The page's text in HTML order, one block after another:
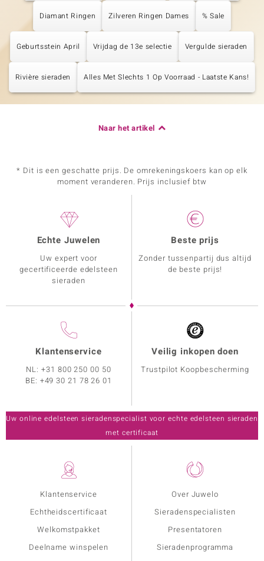
Diamant Ringen Zilveren Ringen Dames % Sale
Geburtsstein April Vrijdag de 13e selectie Vergulde sieraden
Rivière sieraden Alles Met Slechts 1 Op Voorraad - Laatste Kans!
Naar het artikel
* Dit is een geschatte prijs. De omrekeningskoers kan op elk
moment veranderen. Prijs inclusief btw
Klantenservice
Echtheidscertificaat
Welkomstpakket
Deelname winspelen
Over Juwelo
Sieradenspecialisten
Presentatoren
Sieradenprogramma
Echte Juwelen
Uw expert voor
gecertificeerde edelsteen
sieraden
Beste prijs
Zonder tussenpartij dus altijd
de beste prijs!
Klantenservice
NL:+31 800 250 00 50
BE: +49 30 21 78 26 01
Veilig inkopen doen
Trustpilot Koopbescherming
Uw online edelsteen sieradenspecialist voor echte edelsteen sieraden
met certificaat